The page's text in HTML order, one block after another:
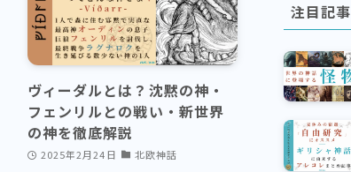
ヴィーダルとは？沈黙の神・
フェンリルとの戦い・新世界
の神を徹底解説
2025年2月24日 北欧神話
注目記事